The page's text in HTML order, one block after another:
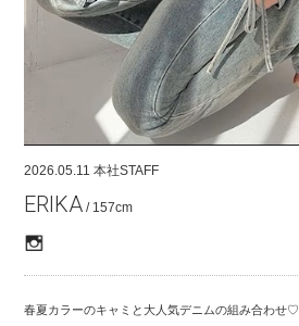
2026.05.11 本社STAFF
ERIKA / 157cm
春夏カラーのキャミと大人気デニムの組み合わせ♡
COMPANY
CONTACT
FOR BUSINESS PARTNER